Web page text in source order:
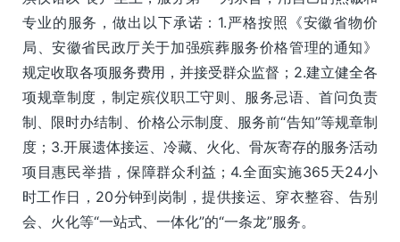
专业的服务，做出以下承诺：1.严格按照《安徽省物价
局、安徽省民政厅关于加强殡葬服务价格管理的通知》
规定收取各项服务费用，并接受群众监督；2.建立健全各
项规章制度，制定殡仪职工守则、服务忌语、首问负责
制、限时办结制、价格公示制度、服务前“告知”等规章制
度；3.开展遗体接运、冷藏、火化、骨灰寄存的服务活动
项目惠民举措，保障群众利益；4.全面实施365天24小
时工作日，20分钟到岗制，提供接运、穿衣整容、告别
会、火化等“一站式、一体化”的“一条龙”服务。